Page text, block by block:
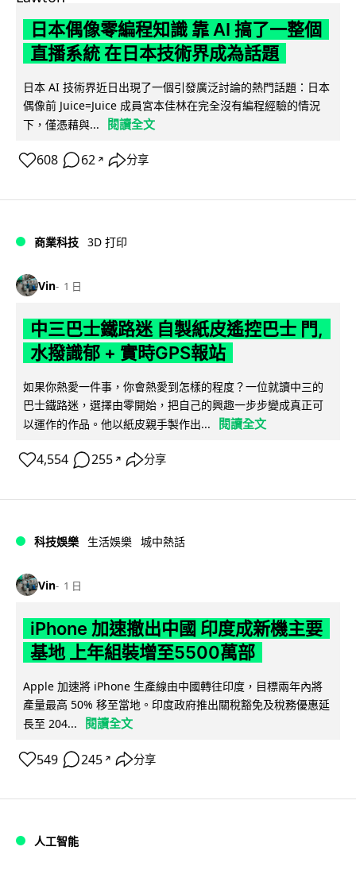
日本偶像零編程知識 靠 AI 搞了一整個
直播系統 在日本技術界成為話題
日本 AI 技術界近日出現了一個引發廣泛討論的熱門話題：日本
偶像前 Juice=Juice 成員宮本佳林在完全沒有編程經驗的情況
下，僅憑藉與...
閱讀全文
608 62 ↗ 分享
商業科技 3D 打印
Vin 1 日
中三巴士鐵路迷 自製紙皮遙控巴士 門,
水撥識郁 + 實時GPS報站
如果你熱愛一件事，你會熱愛到怎樣的程度？一位就讀中三的
巴士鐵路迷，選擇由零開始，把自己的興趣一步步變成真正可
以運作的作品。他以紙皮親手製作出...
閱讀全文
4,554 255 ↗ 分享
科技娛樂 生活娛樂 城中熱話
Vin 1 日
iPhone 加速撤出中國 印度成新機主要
基地 上年組裝增至5500萬部
Apple 加速將 iPhone 生產線由中國轉往印度，目標兩年內將
產量最高 50% 移至當地。印度政府推出關稅豁免及稅務優惠延
長至 204...
閱讀全文
549 245 ↗ 分享
人工智能